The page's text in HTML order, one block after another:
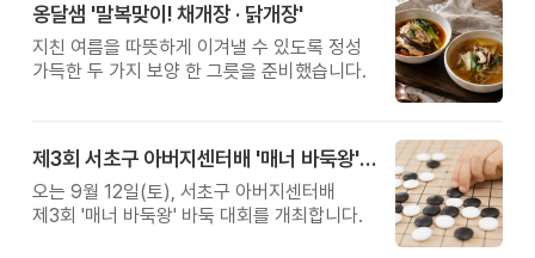
옹달샘 '말복맞이! 채개장 · 닭개장'
지친 여름을 따뜻하게 이겨낼 수 있도록 정성
가득한 두 가지 보양 한 그릇을 준비했습니다.
제3회 서초구 아버지센터배 '매너 바둑왕' 대회
오는 9월 12일(토), 서초구 아버지센터배
제3회 '매너 바둑왕' 바둑 대회를 개최합니다.